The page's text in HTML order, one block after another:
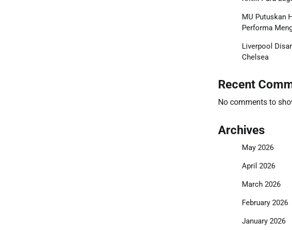
MU Putuskan
Performa
Liverpool
Chelsea
Recent
No comments to
Archives
May 2026
April 2026
March 2026
February 2026
January 2026